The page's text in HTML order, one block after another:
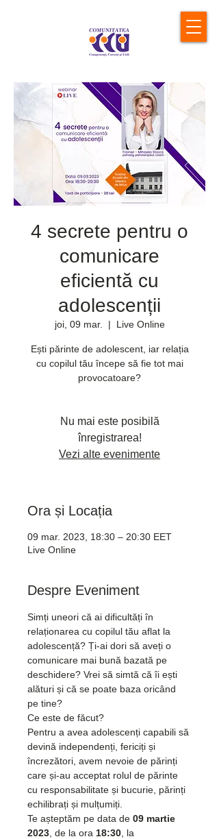
4 secrete pentru o
comunicare
eficientă cu
adolescenții
joi, 09 mar.
  |
Live Online
Ești părinte de adolescent, iar relația
cu copilul tău începe să fie tot mai
provocatoare?
Nu mai este posibilă
înregistrarea!
Vezi alte evenimente
Ora și Locația
09 mar. 2023, 18:30 – 20:30 EET
Live Online
Despre Eveniment
Simți uneori că ai dificultăți în
relaționarea cu copilul tău aflat la
adolescență? Ți-ai dori să aveți o
comunicare mai bună bazată pe
deschidere? Vrei să simtă că îi ești
alături și că se poate baza oricând
pe tine?
Ce este de făcut?
Pentru a avea adolescenți capabili să
devină independenți, fericiți și
încrezători, avem nevoie de părinți
care și-au acceptat rolul de părinte
cu responsabilitate și bucurie, părinți
echilibrați și mulțumiți.
Te așteptăm pe data de 09 martie
2023 , de la ora 18:30 , la